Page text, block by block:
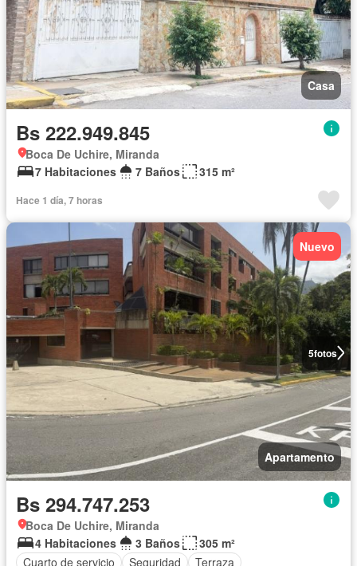
Casa
Bs 222.949.845
Boca De Uchire, Miranda
7 Habitaciones
7 Baños 315 m²
Hace 1 día, 7 horas
5fotos
Nuevo
Apartamento
Bs 294.747.253
Boca De Uchire, Miranda
4 Habitaciones
3 Baños
305 m²
Cuarto de servicio
Seguridad Terraza